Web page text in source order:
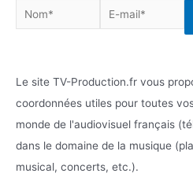
Nom*
E-
mail*
Le site TV-Production.fr vous
coordonnées utiles pour toutes
monde de l'audiovisuel français
dans le domaine de la musique
musical, concerts, etc.).